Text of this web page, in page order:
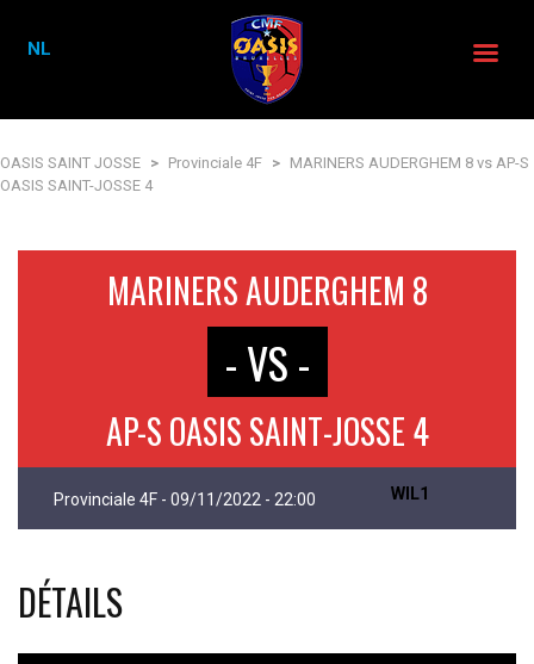
OASIS SAINT JOSSE > Provinciale 4F > MARINERS AUDERGHEM 8 vs AP-S
OASIS SAINT-JOSSE 4
MARINERS AUDERGHEM 8
- VS -
AP-S OASIS SAINT-JOSSE 4
Provinciale 4F - 09/11/2022 - 22:00 WIL1
DÉTAILS
NL